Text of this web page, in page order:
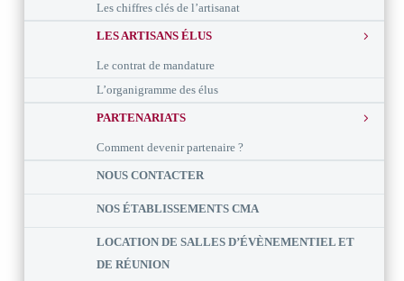
Les chiffres clés de l’artisanat
LES ARTISANS ÉLUS
Le contrat de mandature
L’organigramme des élus
PARTENARIATS
Comment devenir partenaire ?
NOUS CONTACTER
NOS ÉTABLISSEMENTS CMA
LOCATION DE SALLES D’ÉVÈNEMENTIEL ET
DE RÉUNION